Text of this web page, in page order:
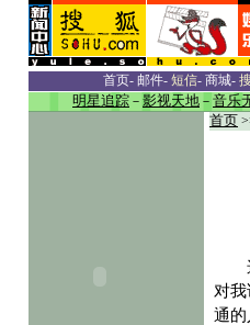
首页- 邮件- 短信- 商城-
明星追踪 － 影视天地 － 音乐
首页
这
对
通的